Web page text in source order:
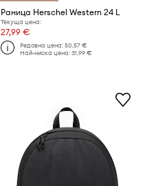
Раница Herschel Western 24 L
Текуща цена:
27,99 €
Редовна цена:50,57 €
Най-ниска цена:31,99 €